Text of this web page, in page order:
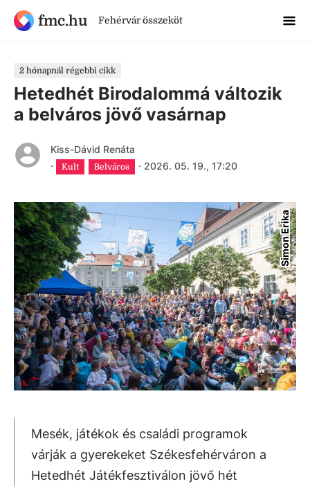
fmc.hu Fehérvár összeköt
2 hónapnál régebbi cikk
Hetedhét Birodalommá változik
a belváros jövő vasárnap
Kiss-Dávid Renáta
·
Kult Belváros · 2026. 05. 19., 17:20
Simon Erika
Mesék, játékok és családi programok
várják a gyerekeket Székesfehérváron a
Hetedhét Játékfesztiválon jövő hét